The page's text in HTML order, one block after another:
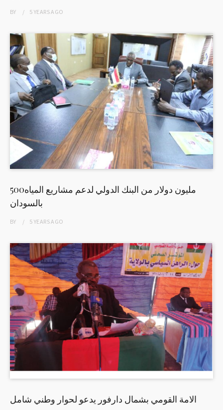
BY 5 YEARSAGO
500مليون دولار من البنك الدولي لدعم مشاريع المياه
بالسودان
BY 5 YEARSAGO
الامة القومي بشمال دارفور يدعو لحوار وطني شامل